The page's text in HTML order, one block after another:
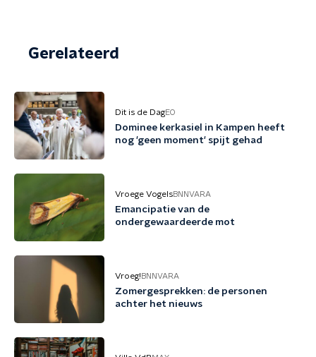
Gerelateerd
Dit is de DagEO
Dominee kerkasiel in Kampen heeft
nog 'geen moment' spijt gehad
Vroege VogelsBNNVARA
Emancipatie van de
ondergewaardeerde mot
Vroeg! BNNVARA
Zomergesprekken: de personen
achter het nieuws